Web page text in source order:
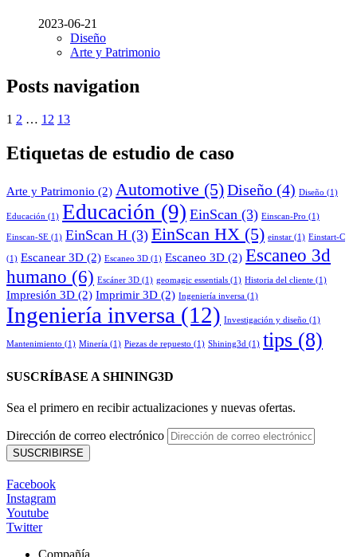
2023-06-21
Diseño
Arte y Patrimonio
Posts navigation
1 2 … 12 13
Etiquetas de estudio de caso
Arte y Patrimonio (2) Automotive (5)Diseño (4) Diseño (1)
Educación (1) Educación (9) EinScan (3) Einscan-Pro (1)
Einscan-SE (1) EinScan H (3) EinScan HX (5) einstar (1) Einstart-C
(1) Escanear 3D (2) Escaneo 3D (1) Escaneo 3D (2) Escaneo 3d
humano (6) Escáner 3D (1) geomagic essentials (1) Historia del cliente (1)
Impresión 3D (2) Imprimir 3D (2) Ingeniería inversa (1)
Ingeniería inversa (12) Investigación y diseño (1)
Mantenimiento (1) Minería (1) Piezas de repuesto (1) Shining3d (1) tips (8)
SUSCRÍBASE A SHINING3D
Sea el primero en recibir actualizaciones y nuevas ofertas.
Dirección de correo electrónico
Facebook
Instagram
Youtube
Twitter
Compañía